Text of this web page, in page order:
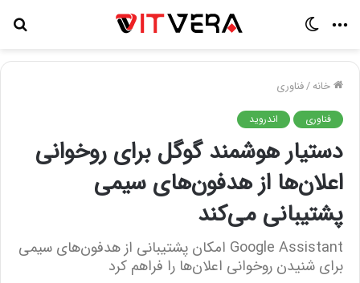
منو
خانه/فناوری
فناوری اندروید
دستیار هوشمند گوگل برای روخوانی
اعلان‌ها از هدفون‌های سیمی
پشتیبانی می‌کند
Google Assistant امکان پشتیبانی از هدفون‌های سیمی
برای شنیدن روخوانی اعلان‌ها را فراهم کرد